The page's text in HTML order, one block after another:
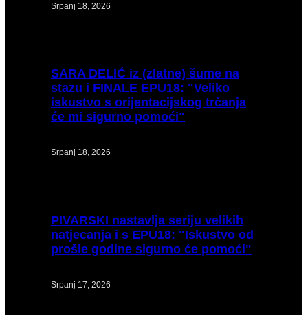
Srpanj 18, 2026
SARADELIĆ iz (zlatne) šume na
stazu i FINALE EPU18: "Veliko
iskustvo s orijentacijskog trčanja
će mi sigurno pomoći"
Srpanj 18, 2026
PIVARSKI nastavlja seriju velikih
natjecanja i s EPU18: "Iskustvo od
prošle godine sigurno će pomoći"
Srpanj 17, 2026